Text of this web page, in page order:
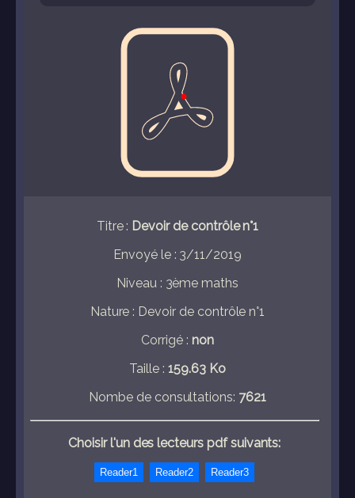
Titre : Devoir de contrôle n°1
Envoyé le : 3/11/2019
Niveau : 3ème maths
Nature : Devoir de contrôle n°1
Corrigé : non
Taille : 159.63 Ko
Nombe de consultations: 7621
Choisir l'un des lecteurs pdf suivants: